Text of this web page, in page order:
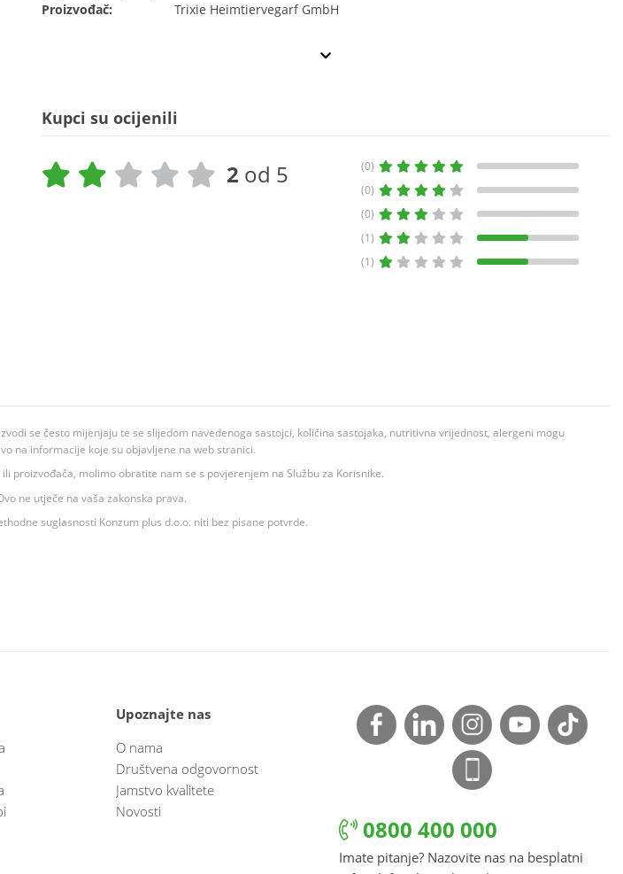
Proizvođač: Trixie Heimtiervegarf GmbH
Kupci su ocijenili
2 od 5
(0)
(0)
(0)
(1)
(1)
se često mijenjaju te se slijedom navedenoga sastojci, količina sastojaka, nutritivna vrijednost, alergeni mogu
na informacije koje su objavljene na web stranici.
proizvođača, molimo obratite nam se s povjerenjem na Službu za Korisnike.
ne utječe na vaša zakonska prava.
suglasnosti Konzum plus d.o.o. niti bez pisane potvrde.
Upoznajte nas
O nama
Društvena odgovornost
Jamstvo kvalitete
Novosti
0800 400 000
Imate pitanje? Nazovite nas na besplatni